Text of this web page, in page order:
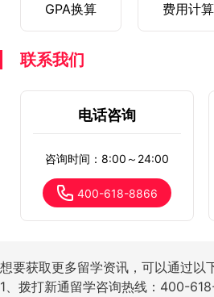
GPA换算 费用计算
联系我们
电话咨询
咨询时间：8:00～24:00
400-618-8866
想要获取更多留学资讯，可以通过以
1、拨打新通留学咨询热线：400-